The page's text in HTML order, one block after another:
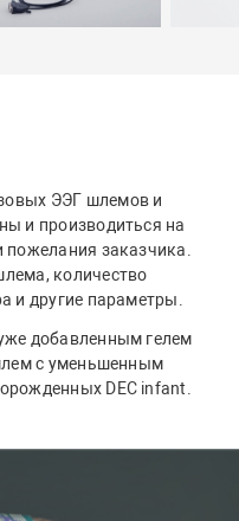
ЭЭГ шлемов и
и производиться на
пожелания заказчика.
количество
и другие параметры.
добавленным гелем
с уменьшенным
DEC infant.